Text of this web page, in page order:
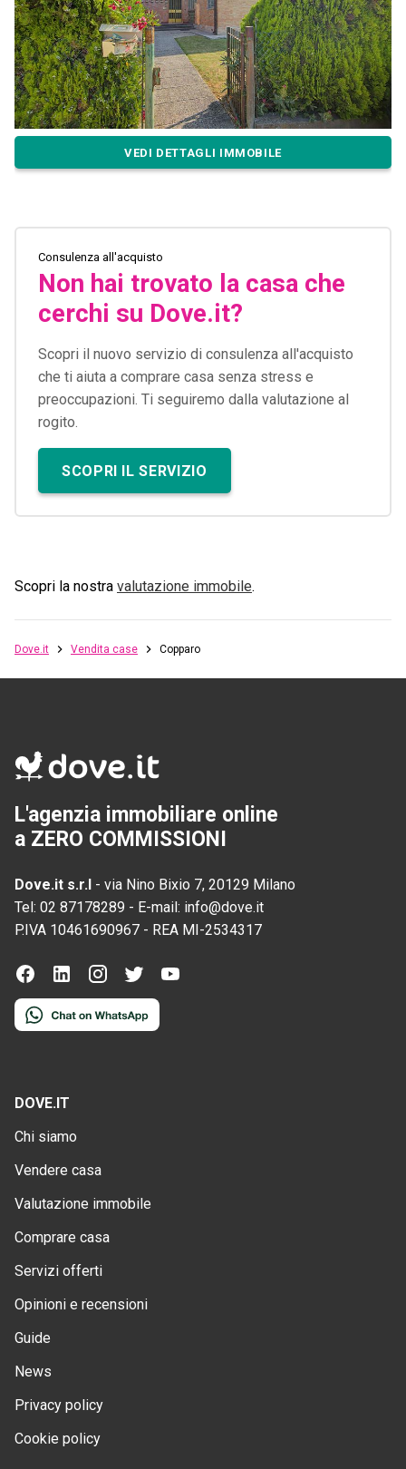
VEDI DETTAGLI IMMOBILE
Consulenza all'acquisto
Non hai trovato la casa che
cerchi su Dove.it?
Scopri il nuovo servizio di consulenza all'acquisto
che ti aiuta a comprare casa senza stress e
preoccupazioni. Ti seguiremo dalla valutazione al
rogito.
SCOPRI IL SERVIZIO
Scopri la nostra valutazione immobile.
Dove.it Vendita case Copparo
L'agenzia immobiliare online
a ZERO COMMISSIONI
Dove.it s.r.l - via Nino Bixio 7, 20129 Milano
Tel: 02 87178289 - E-mail: info@dove.it
P.IVA 10461690967 - REA MI-2534317
DOVE.IT
Chi siamo
Vendere casa
Valutazione immobile
Comprare casa
Servizi offerti
Opinioni e recensioni
Guide
News
Privacy policy
Cookie policy